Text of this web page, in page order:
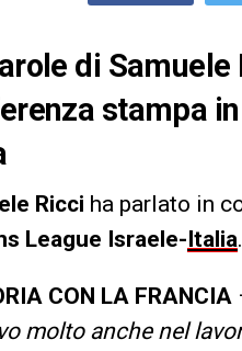
di
stampa
Ricci ha parlato in
League Israele-Italia
CON LA FRANCIA
molto anche nel